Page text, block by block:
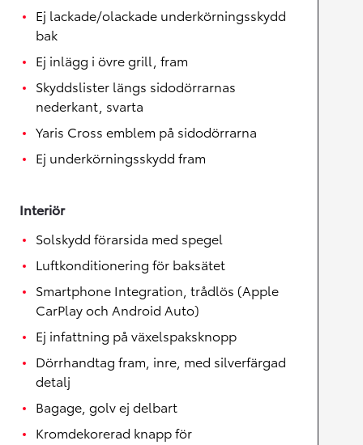
Ej lackade/olackade underkörningsskydd
bak
Ej inlägg i övre grill, fram
Skyddslister längs sidodörrarnas
nederkant, svarta
Yaris Cross emblem på sidodörrarna
Ej underkörningsskydd fram
Interiör
Solskydd förarsida med spegel
Luftkonditionering för baksätet
Smartphone Integration, trådlös (Apple
CarPlay och Android Auto)
Ej infattning på växelspaksknopp
Dörrhandtag fram, inre, med silverfärgad
detalj
Bagage, golv ej delbart
Kromdekorerad knapp för